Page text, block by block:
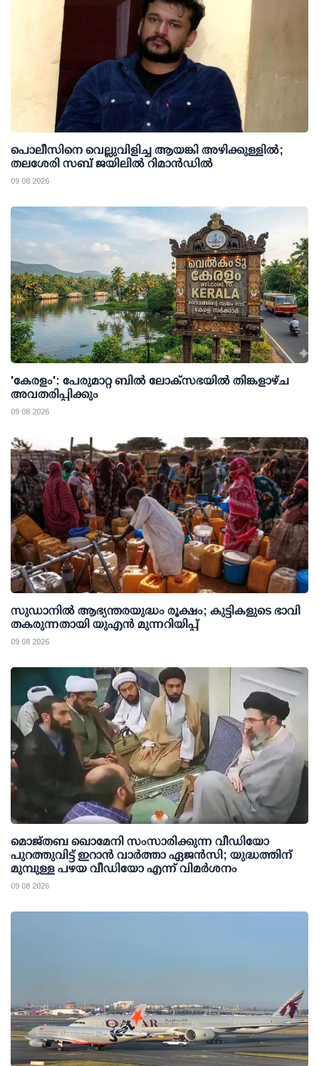
പൊലീസിനെ വെല്ലുവിളിച്ച ആയങ്കി അഴിക്കുള്ളില്‍;
തലശേരി സബ് ജയിലില്‍ റിമാന്‍ഡില്‍
09 08 2026
'കേരളം': പേരുമാറ്റ ബില്‍ ലോക്സഭയില്‍ തിങ്കളാഴ്ച
അവതരിപ്പിക്കും
09 08 2026
സുഡാനിൽ ആഭ്യന്തരയുദ്ധം രൂക്ഷം; കുട്ടികളുടെ ഭാവി
തകരുന്നതായി യുഎൻ മുന്നറിയിപ്പ്
09 08 2026
മൊജ്തബ ഖൊമേനി സംസാരിക്കുന്ന വീഡിയോ
പുറത്തുവിട്ട് ഇറാന്‍ വാര്‍ത്താ ഏജന്‍സി; യുദ്ധത്തിന്
മുമ്പുള്ള പഴയ വീഡിയോ എന്ന് വിമര്‍ശനം
09 08 2026